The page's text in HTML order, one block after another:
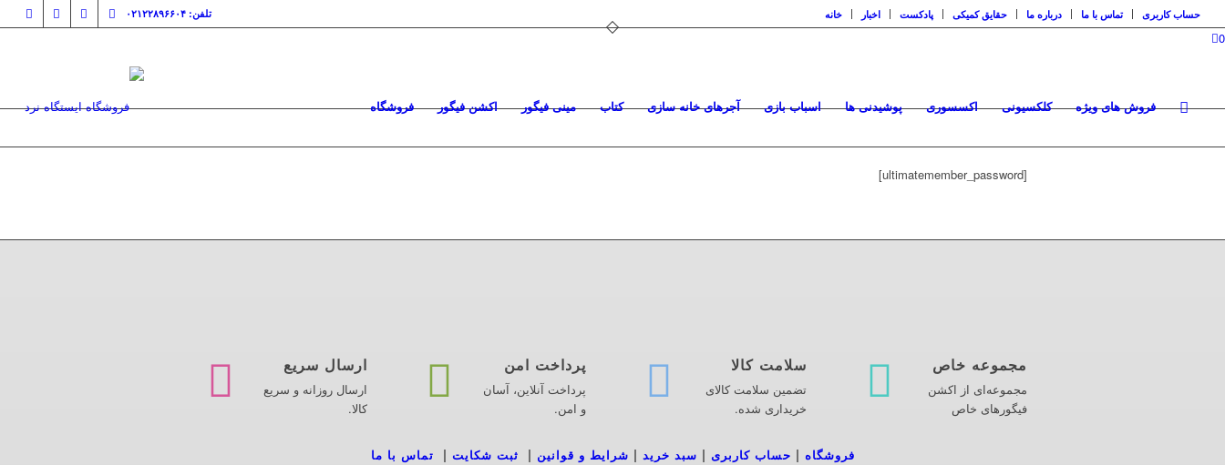
خانه اخبار پادکست حقایق کمیکی درباره ما تماس با ما حساب کاربری تلفن: ۰۲۱۲۲۸۹۶۶۰۴
0
فروشگاه اکشن فیگور مینی فیگور کتاب آجرهای خانه سازی اسباب بازی پوشیدنی ها اکسسوری کلکسیونی فروش های ویژه
[ultimatemember_password]
مجموعه خاص
مجموعه‌ای از اکشن
فیگورهای خاص
سلامت کالا
تضمین سلامت کالای
خریداری شده.
پرداخت امن
پرداخت آنلاین، آسان
و امن.
ارسال سریع
ارسال روزانه و سریع
کالا.
فروشگاه | حساب کاربری | سبد خرید | شرایط و قوانین | ثبت شکایت | تماس با ما